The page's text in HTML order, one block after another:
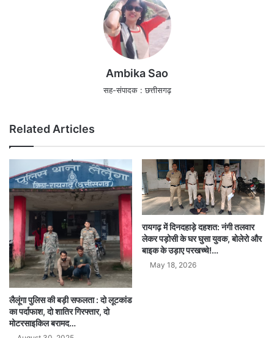
Ambika Sao
सह-संपादक : छत्तीसगढ़
Related Articles
लैलूंगा पुलिस की बड़ी सफलता : दो लूटकांड
का पर्दाफाश, दो शातिर गिरफ्तार, दो
मोटरसाइकिल बरामद…
रायगढ़ में दिनदहाड़े दहशत: नंगी तलवार
लेकर पड़ोसी के घर घुसा युवक, बोलेरो और
बाइक के उड़ाए परखच्चे!…
May 18, 2026